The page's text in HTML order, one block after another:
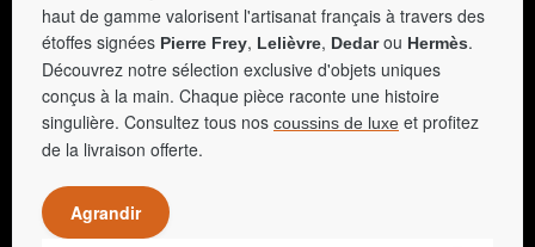
haut de gamme valorisent l'artisanat français à travers des
étoffes signées Pierre Frey, Lelièvre, Dedarou Hermès.
Découvrez notre sélection exclusive d'objets uniques
conçus à la main. Chaque pièce raconte une histoire
singulière. Consultez tous nos coussins de luxe et profitez
de la livraison offerte.
Agrandir